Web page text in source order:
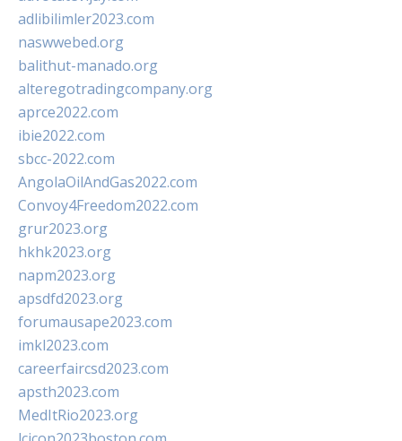
adlibilimler2023.com
naswwebed.org
balithut-manado.org
alteregotradingcompany.org
aprce2022.com
ibie2022.com
sbcc-2022.com
AngolaOilAndGas2022.com
Convoy4Freedom2022.com
grur2023.org
hkhk2023.org
napm2023.org
apsdfd2023.org
forumausape2023.com
imkl2023.com
careerfaircsd2023.com
apsth2023.com
MedItRio2023.org